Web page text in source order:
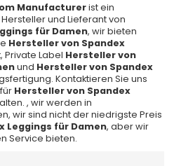
Manufacturerist ein
und Lieferant von
für Damen, wir bieten
Hersteller von Spandex
Private Label Hersteller von
und Hersteller von Spandex
Kontaktieren Sie uns
Hersteller von Spandex
, wir werden in
wir sind nicht der niedrigste Preis
Leggings für Damen, aber wir
Service bieten.